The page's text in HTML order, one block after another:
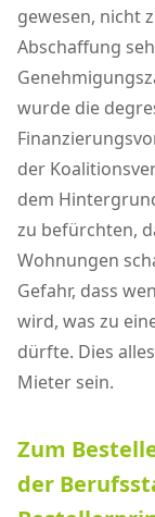
gewesen, nicht
Abschaffung
wurde die
der
dem
zu befürchten,
Wohnungen
Gefahr, dass
wird, was zu
dürfte. Dies
Mieter sein.
Zum
der